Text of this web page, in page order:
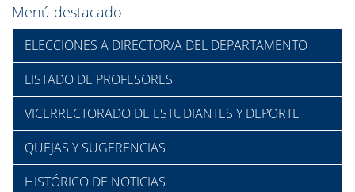
Menú destacado
ELECCIONES A DIRECTOR/A DEL DEPARTAMENTO
LISTADO DE PROFESORES
VICERRECTORADO DE ESTUDIANTES Y DEPORTE
QUEJAS Y SUGERENCIAS
HISTÓRICO DE NOTICIAS